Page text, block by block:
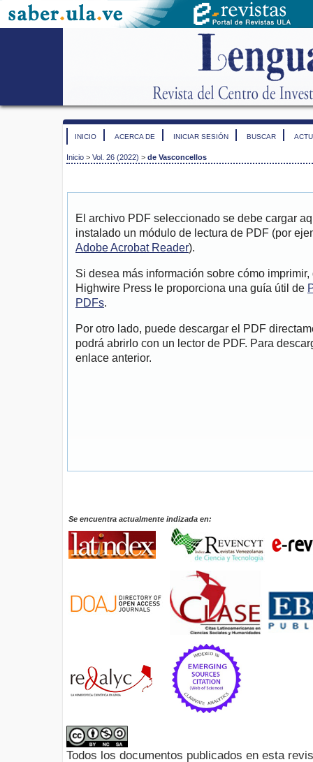
INICIO ACERCA DE INICIAR SESIÓN BUSCAR
Inicio > Vol. 26 (2022) > de Vasconcellos
El archivo PDF seleccionado se debe cargar
instalado un módulo de lectura de PDF (por
Adobe Acrobat Reader).
Si desea más información sobre cómo
Highwire Press le proporciona una guía útil de
PDFs.
Por otro lado, puede descargar el PDF
podrá abrirlo con un lector de PDF. Para
enlace anterior.
Se encuentra actualmente indizada en:
Todos los documentos publicados en esta